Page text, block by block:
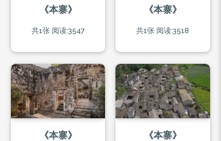
《本寨》
共1张 阅读:3547
《本寨》
共1张 阅读:3518
《本寨》 《本寨》